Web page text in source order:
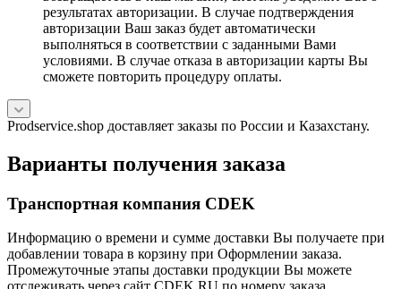
результатах авторизации. В случае подтверждения
авторизации Ваш заказ будет автоматически
выполняться в соответствии с заданными Вами
условиями. В случае отказа в авторизации карты Вы
сможете повторить процедуру оплаты.
Prodservice.shop доставляет заказы по России и Казахстану.
Варианты получения заказа
Транспортная компания CDEK
Информацию о времени и сумме доставки Вы получаете при
добавлении товара в корзину при Оформлении заказа.
Промежуточные этапы доставки продукции Вы можете